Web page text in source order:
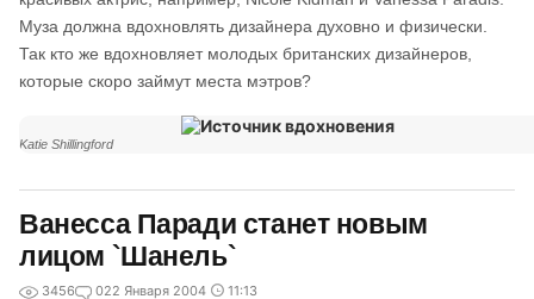
Муза должна вдохновлять дизайнера духовно и физически.
Так кто же вдохновляет молодых британских дизайнеров,
которые скоро займут места мэтров?
Katie Shillingford
Ванесса Паради станет новым
лицом `Шанель`
3456 022 Января 2004 11:13